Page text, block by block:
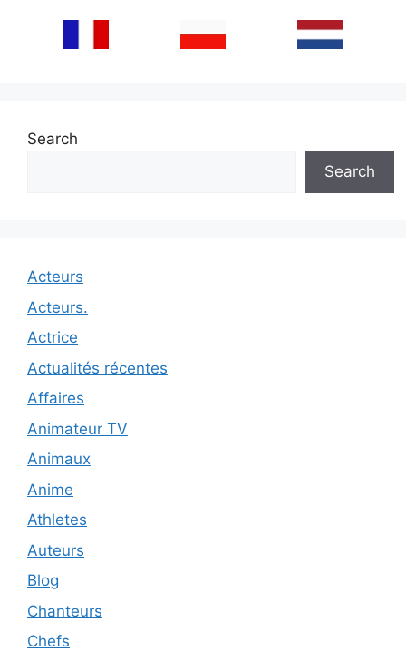
Search
Search
Acteurs
Acteurs.
Actrice
Actualités récentes
Affaires
Animateur TV
Animaux
Anime
Athletes
Auteurs
Blog
Chanteurs
Chefs